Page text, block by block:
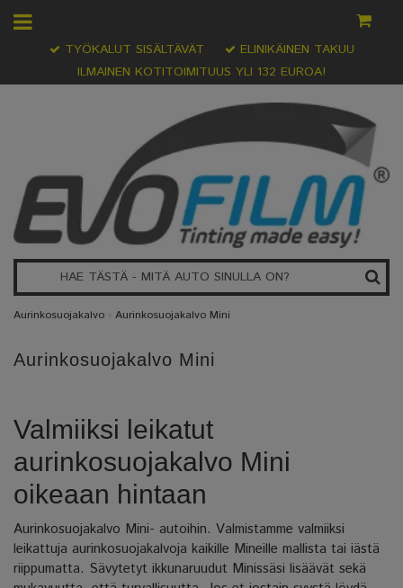
ILMAINEN KOTITOIMITUUS YLI 132 EUROA!
TYÖKALUT SISÄLTÄVÄT ELINIKÄINEN TAKUU
Aurinkosuojakalvo › Aurinkosuojakalvo Mini
Aurinkosuojakalvo Mini
Valmiiksi leikatut
aurinkosuojakalvo Mini
oikeaan hintaan
Aurinkosuojakalvo Mini- autoihin. Valmistamme valmiiksi
leikattuja aurinkosuojakalvoja kaikille Mineille mallista tai iästä
riippumatta. Sävytetyt ikkunaruudut Minissäsi lisäävät sekä